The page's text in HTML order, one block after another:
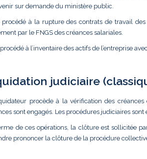
sur demande du ministère public.
procédé à la rupture des contrats de travail
par le FNGS des créances salariales.
à l’inventaire des actifs de l’entreprise
judiciaire
procède à la vérification des
sont engagés. Les procédures judiciaires
de ces opérations, la clôture est sollicitée
prononcer la clôture de la procédure